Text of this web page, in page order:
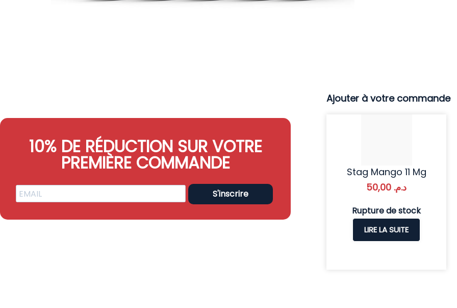
10% DE RÉDUCTION SUR VOTRE
PREMIÈRE COMMANDE
S'inscrire
Ajouter à votre commande
Stag Mango 11 Mg
د.م.
Rupture de stock
LIRE LA SUITE